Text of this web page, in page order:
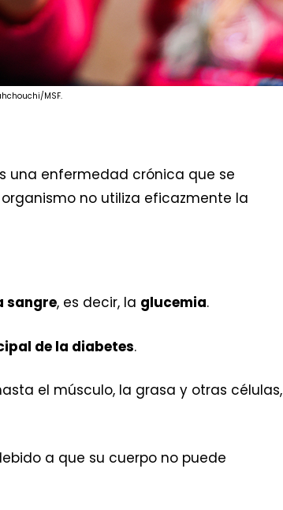
MSF.
una enfermedad crónica que se
no utiliza eficazmente la
sangre, es decir, la glucemia.
de la diabetes.
el músculo, la grasa y otras células,
a que su cuerpo no puede